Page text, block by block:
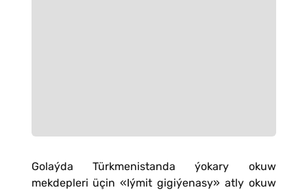
Golaýda Türkmenistanda ýokary okuw
mekdepleri üçin «Iýmit gigiýenasy» atly okuw